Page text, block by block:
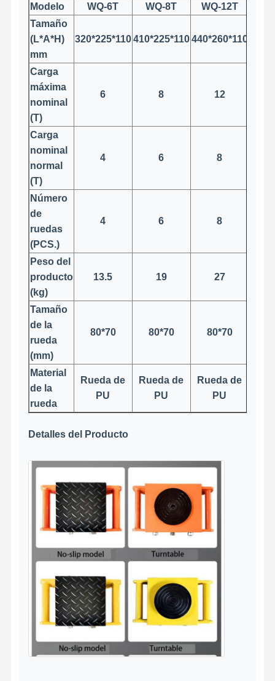
Las ruedas de las grúas
Tambor de cuerda de alambre
El gancho de grúa
Carro de Extremo
Bloque de polea de grúa
Ganchos agarradores
Grúa
Izar
Equipo de transporte
Dispositivos de elevación
Accesorios para grúas
Modelo WQ-6T WQ-8T WQ-12T
Tamaño
(L*A*H)
mm
320*225*110410*225*110440*260*110
Carga
máxima
nominal
(T)
6 8 12
Carga
nominal
normal
(T)
4 6 8
Número
de
ruedas
(PCS.)
4 6 8
Peso del
producto
(kg)
13.5 19 27
Tamaño
de la
rueda
(mm)
80*70 80*70 80*70
Material
de la
rueda
Rueda de
PU
Rueda de
PU
Rueda de
PU
Detalles del Producto